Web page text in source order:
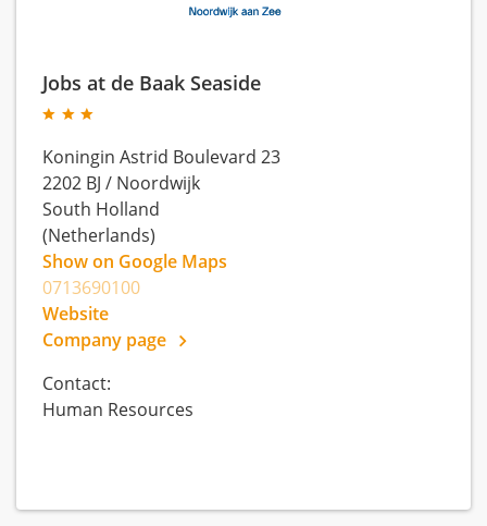
Jobs at de Baak Seaside
Koningin Astrid Boulevard 23
2202 BJ / Noordwijk
South Holland
(Netherlands)
Show on Google Maps
0713690100
Website
Company page
Contact:
Human Resources